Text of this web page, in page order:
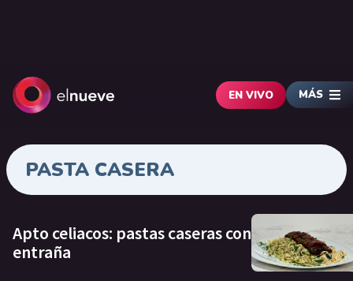
EN VIVO MÁS
PASTA CASERA
Apto celiacos: pastas caseras con
entraña